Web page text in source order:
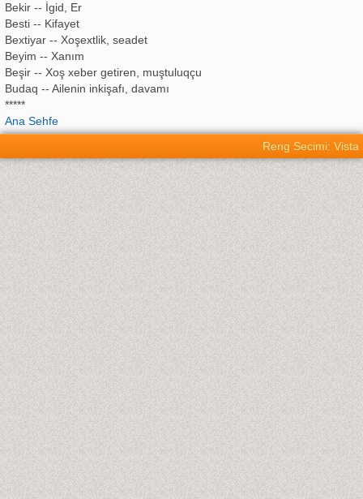
Bekir -- İgid, Er
Besti -- Kifayet
Bextiyar -- Xoşextlik, seadet
Beyim -- Xanım
Beşir -- Xoş xeber getiren, muştuluqçu
Budaq -- Ailenin inkişafı, davamı
*****
Ana Sehfe
Reng Secimi: Vista